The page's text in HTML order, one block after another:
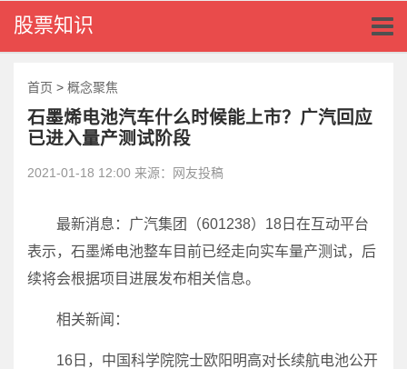
股票知识
首页 > 概念聚焦
石墨烯电池汽车什么时候能上市？广汽回应
已进入量产测试阶段
2021-01-18 12:00 来源：网友投稿
最新消息：广汽集团（601238）18日在互动平台
表示，石墨烯电池整车目前已经走向实车量产测试，后
续将会根据项目进展发布相关信息。
相关新闻：
16日，中国科学院院士欧阳明高对长续航电池公开